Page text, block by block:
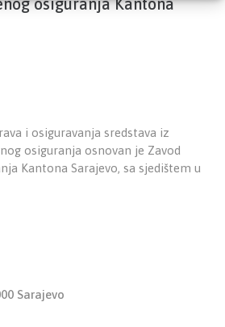
osiguranja Kantona
i osiguravanja sredstava iz
osiguranja osnovan je Zavod
Kantona Sarajevo, sa sjedištem u
Sarajevo